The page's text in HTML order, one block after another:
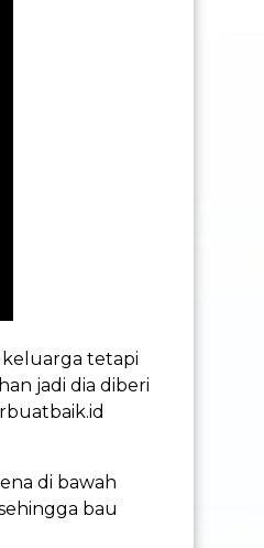
keluarga tetapi
jadi dia diberi
di bawah
bau